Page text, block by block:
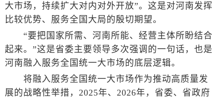
大市场，持续扩大对内对外开放”。这是对河南发挥
比较优势、服务全国大局的殷切期望。
“要把国家所需、河南所能、经营主体所盼结合
起来。”这是省委主要领导多次强调的一句话，也是
河南融入服务全国统一大市场的底层逻辑。
将融入服务全国统一大市场作为推动高质量发
展的战略性举措，2025年、2026年，省委、省政府